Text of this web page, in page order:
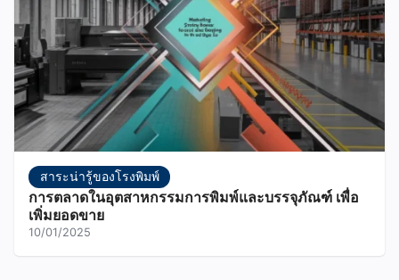
สาระน่ารู้ของโรงพิมพ์
การตลาดในอุตสาหกรรมการพิมพ์และบรรจุภัณฑ์ เพื่อ
เพิ่มยอดขาย
10/01/2025